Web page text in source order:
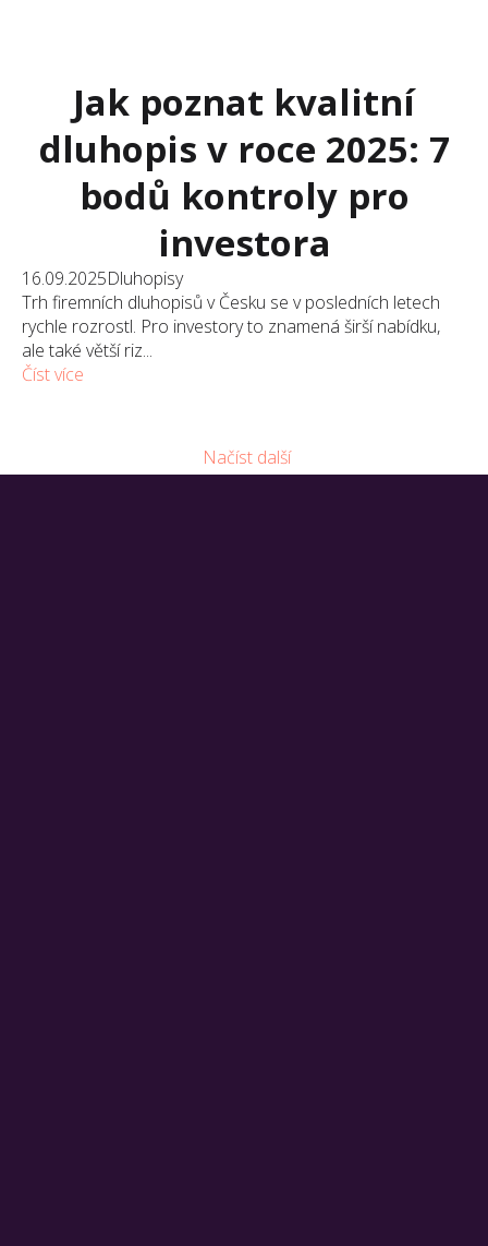
Jak poznat kvalitní
dluhopis v roce 2025: 7
bodů kontroly pro
investora
16.09.2025Dluhopisy
Trh firemních dluhopisů v Česku se v posledních letech
rychle rozrostl. Pro investory to znamená širší nabídku,
ale také větší riz...
Číst více
Načíst další